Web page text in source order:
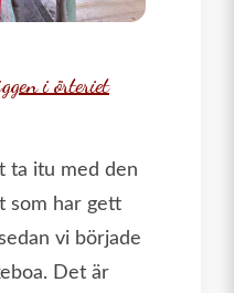
i örteriet
ta itu med den
som har gett
vi började
Det är